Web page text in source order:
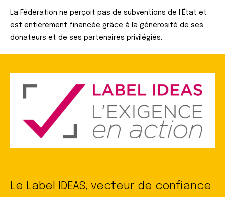
La Fédération ne perçoit pas de subventions de l’État et
est entièrement financée grâce à la générosité de ses
donateurs et de ses partenaires privilégiés.
Le Label IDEAS, vecteur de confiance